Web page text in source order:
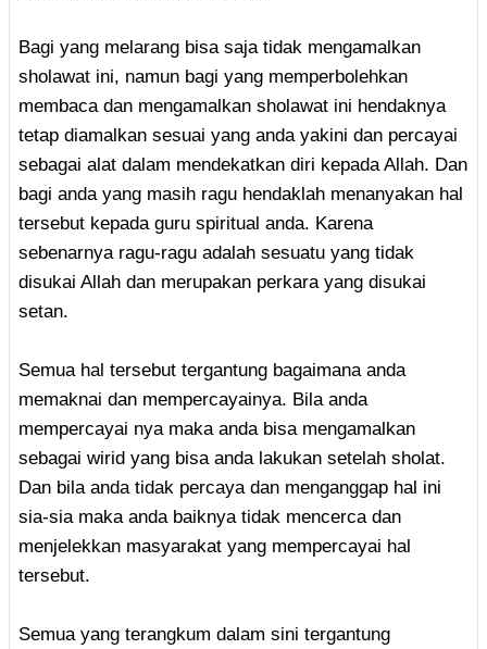
Bagi yang melarang bisa saja tidak mengamalkan
sholawat ini, namun bagi yang memperbolehkan
membaca dan mengamalkan sholawat ini hendaknya
tetap diamalkan sesuai yang anda yakini dan percayai
sebagai alat dalam mendekatkan diri kepada Allah. Dan
bagi anda yang masih ragu hendaklah menanyakan hal
tersebut kepada guru spiritual anda. Karena
sebenarnya ragu-ragu adalah sesuatu yang tidak
disukai Allah dan merupakan perkara yang disukai
setan.
Semua hal tersebut tergantung bagaimana anda
memaknai dan mempercayainya. Bila anda
mempercayai nya maka anda bisa mengamalkan
sebagai wirid yang bisa anda lakukan setelah sholat.
Dan bila anda tidak percaya dan menganggap hal ini
sia-sia maka anda baiknya tidak mencerca dan
menjelekkan masyarakat yang mempercayai hal
tersebut.
Semua yang terangkum dalam sini tergantung